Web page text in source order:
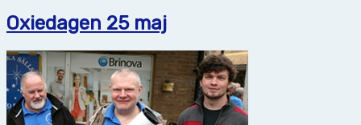
Oxiedagen 25 maj